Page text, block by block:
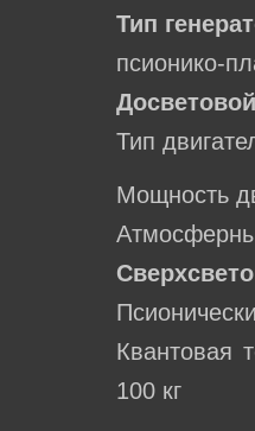
Тип
псионико-
Тип
Мощность
Квантовая
100 кг